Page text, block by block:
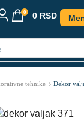
0 0 RSD
tehnike Dekor